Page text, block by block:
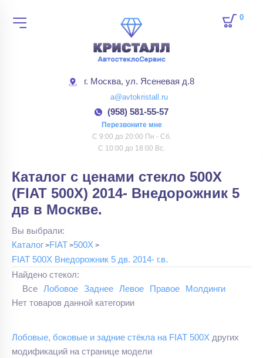
г. Москва, ул. Ясеневая д.8
a@avtokristall.ru
(958) 581-55-57
Перезвоните мне
С 9:00 до 20:00 Пн - Сб.
С 10:00 до 18:00 Вс.
0
Каталог с ценами стекло 500X
(FIAT 500X) 2014- Внедорожник 5
дв в Москве.
Вы выбрали:
Каталог
FIAT
500X
FIAT 500X Внедорожник 5 дв. 2014- г.в.
Найдено стекол:
Все
Лобовое Заднее Левое Правое
Молдинги
Нет товаров данной категории
Лобовые, боковые и задние стёкла на FIAT 500X других
модификаций на странице модели